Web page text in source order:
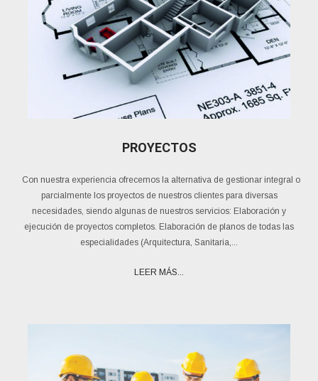
PROYECTOS
Con nuestra experiencia ofrecemos la alternativa de gestionar integral o
parcialmente los proyectos de nuestros clientes para diversas
necesidades, siendo algunas de nuestros servicios: Elaboración y
ejecución de proyectos completos. Elaboración de planos de todas las
especialidades (Arquitectura, Sanitaria,...
LEER MÁS...